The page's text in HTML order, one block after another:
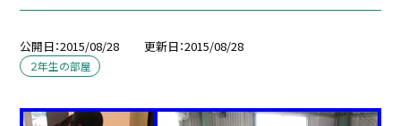
公開日 2015/08/28 更新日 2015/08/28
２年生の部屋